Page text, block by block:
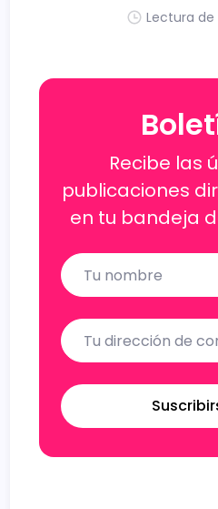
Lectura
Recibe las
publicaciones
en tu bandeja
Name
Email